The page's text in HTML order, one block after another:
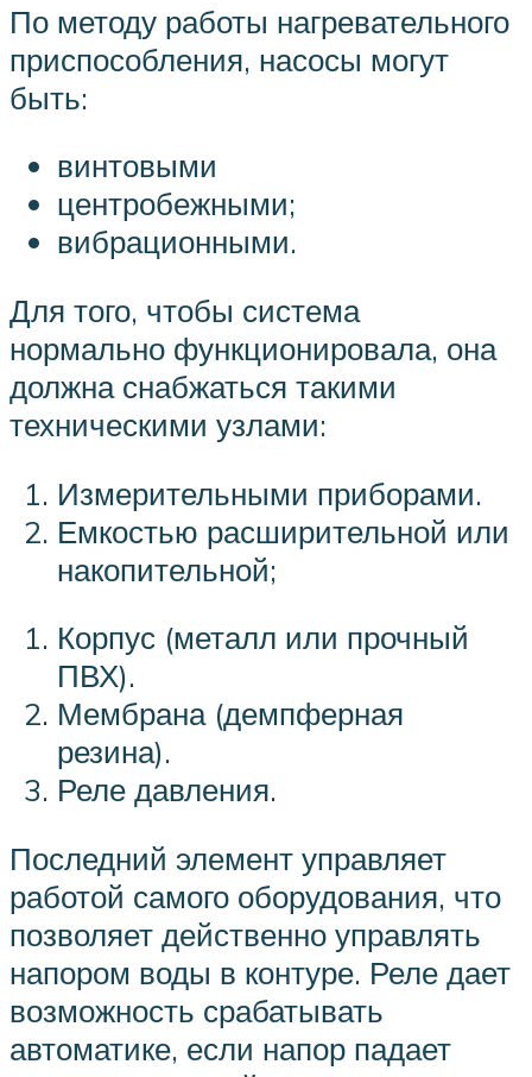
По методу работы нагревательного
приспособления, насосы могут
быть:
винтовыми
центробежными;
вибрационными.
Для того, чтобы система
нормально функционировала, она
должна снабжаться такими
техническими узлами:
Измерительными приборами.
Емкостью расширительной или
накопительной;
Корпус (металл или прочный
ПВХ).
Мембрана (демпферная
резина).
Реле давления.
Последний элемент управляет
работой самого оборудования, что
позволяет действенно управлять
напором воды в контуре. Реле дает
возможность срабатывать
автоматике, если напор падает